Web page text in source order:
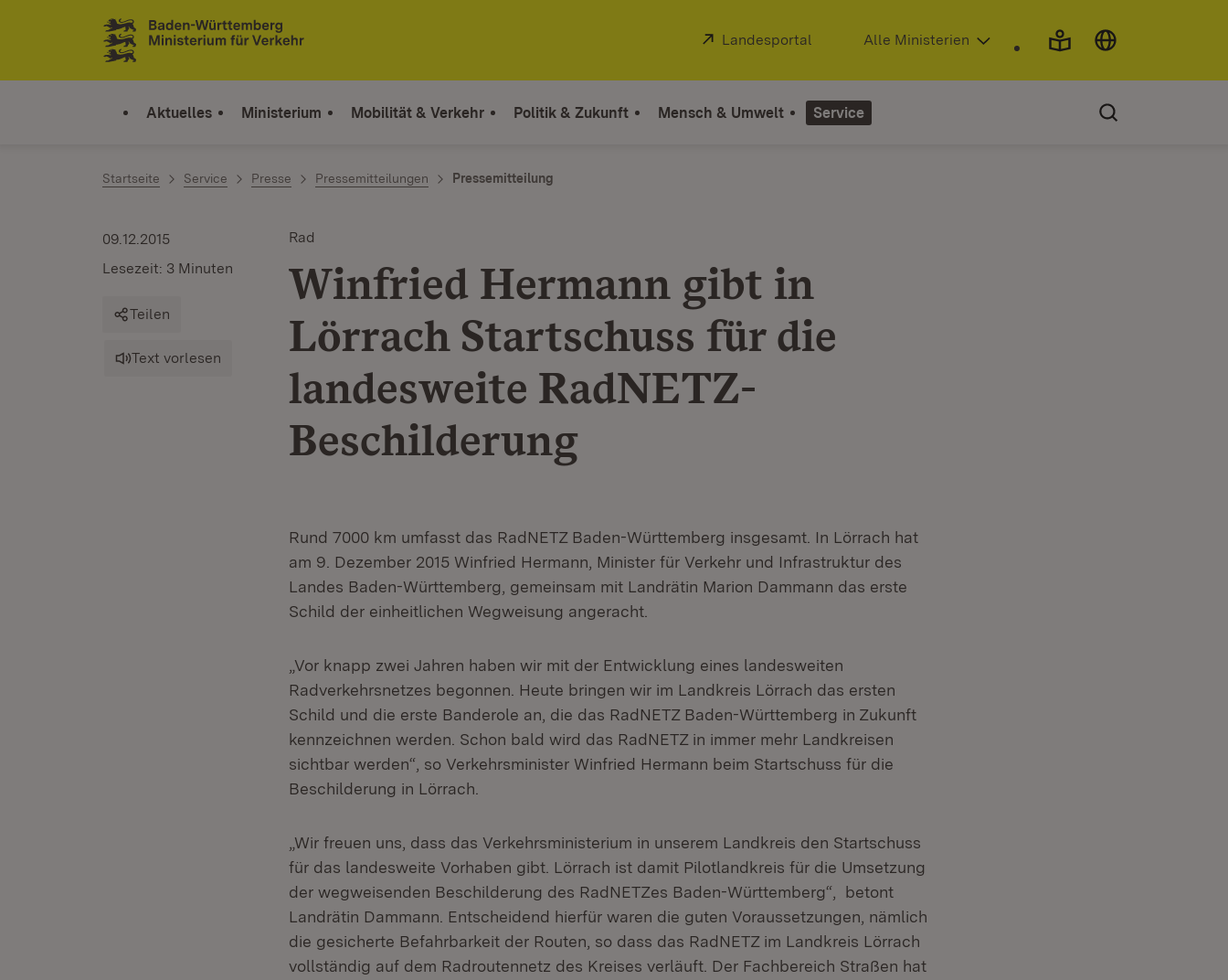
Zum Inhalt springen
Link zur Startseite
Extern:
Landesportal (Öffnet in neuem Fenster)
Alle Ministerien
Aktuelles Ministerium Mobilität & Verkehr Politik & Zukunft Mensch & Umwelt Service
Startseite Service Presse Pressemitteilungen Pressemitteilung
Rad
Winfried Hermann gibt in
Lörrach Startschuss für die
landesweite RadNETZ-
Beschilderung
09.12.2015
Lesezeit: 3 Minuten
Teilen
Text vorlesen
Rund 7000 km umfasst das RadNETZ Baden-Württemberg insgesamt. In Lörrach hat
am 9. Dezember 2015 Winfried Hermann, Minister für Verkehr und Infrastruktur des
Landes Baden-Württemberg, gemeinsam mit Landrätin Marion Dammann das erste
Schild der einheitlichen Wegweisung angeracht.
„Vor knapp zwei Jahren haben wir mit der Entwicklung eines landesweiten
Radverkehrsnetzes begonnen. Heute bringen wir im Landkreis Lörrach das ersten
Schild und die erste Banderole an, die das RadNETZ Baden-Württemberg in Zukunft
kennzeichnen werden. Schon bald wird das RadNETZ in immer mehr Landkreisen
sichtbar werden“, so Verkehrsminister Winfried Hermann beim Startschuss für die
Beschilderung in Lörrach.
„Wir freuen uns, dass das Verkehrsministerium in unserem Landkreis den Startschuss
für das landesweite Vorhaben gibt. Lörrach ist damit Pilotlandkreis für die Umsetzung
der wegweisenden Beschilderung des RadNETZes Baden-Württemberg“, betont
Landrätin Dammann. Entscheidend hierfür waren die guten Voraussetzungen, nämlich
die gesicherte Befahrbarkeit der Routen, so dass das RadNETZ im Landkreis Lörrach
vollständig auf dem Radroutennetz des Kreises verläuft. Der Fachbereich Straßen hat